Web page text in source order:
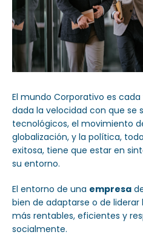
El mundo Corporativo es
dada la velocidad con que se
tecnológicos, el movimiento
globalización, y la política,
exitosa, tiene que estar en
su entorno.
El entorno de una empresa
bien de adaptarse o de
más rentables, eficientes y
socialmente.